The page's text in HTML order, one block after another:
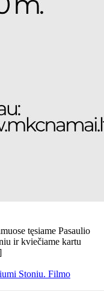
tęsiame Pasaulio
ir kviečiame kartu
Stoniu. Filmo